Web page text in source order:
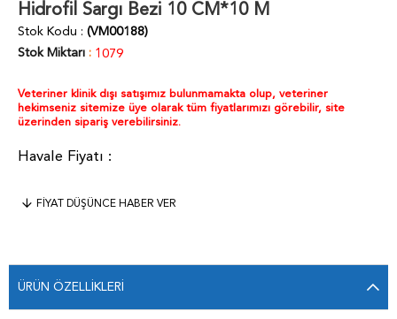
Hidrofil Sargı Bezi 10 CM*10 M
Stok Kodu
(VM00188)
Stok Miktarı : 1079
Veteriner klinik dışı satışımız bulunmamakta olup, veteriner
hekimseniz sitemize üye olarak tüm fiyatlarımızı görebilir, site
üzerinden sipariş verebilirsiniz.
FIYAT DÜŞÜNCE HABER VER
ÜRÜN ÖZELLIKLERI